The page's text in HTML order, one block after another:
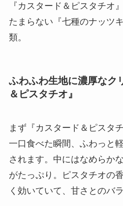
『カスタード＆ピスタチオ
たまらない『七種のナッツ
類。
ふわふわ生地に濃厚なク
＆ピスタチオ』
まず『カスタード＆ピスタチ
一口食べた瞬間、ふわっと
されます。中にはなめらか
がたっぷり。ピスタチオの
く効いていて、甘さとのバ